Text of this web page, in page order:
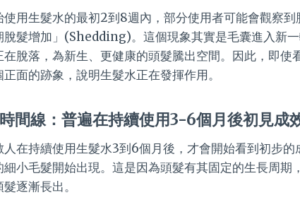
使用生髮水的最初2到8週內，部分使用者可能會觀察
脫髮增加」(Shedding)。這個現象其實是毛囊進入新
在脫落，為新生、更健康的頭髮騰出空間。因此，即使
正面的跡象，說明生髮水正在發揮作用。
間線：普遍在持續使用3-6個月後初見成
人在持續使用生髮水3到6個月後，才會開始看到初步
細小毛髮開始出現。這是因為頭髮有其固定的生長周
逐漸長出。